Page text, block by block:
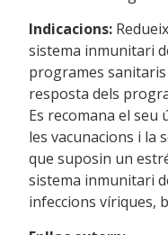
Indicacions:
sistema inmunitari
programes
resposta dels
Es recomana el
les vacunacions i la
que suposin un
sistema inmunitari
infeccions víriques,